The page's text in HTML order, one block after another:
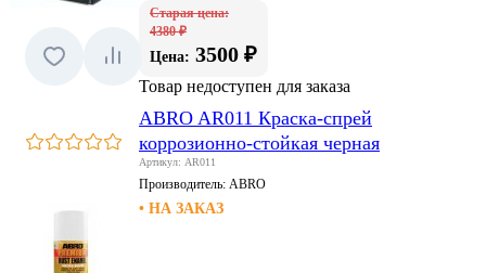
Старая цена:
4380 ₽
Цена: 3500 ₽
Товар недоступен для заказа
ABRO AR011 Краска-спрей
коррозионно-стойкая черная
Артикул: AR011
Производитель: ABRO
• НА ЗАКАЗ